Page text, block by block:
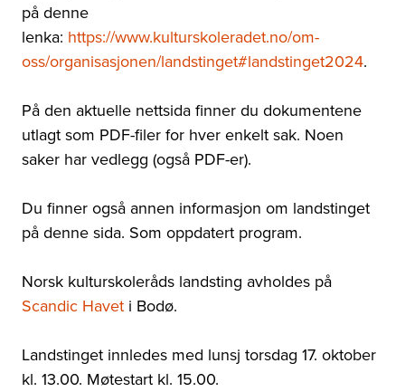
på denne
lenka: https://www.kulturskoleradet.no/om-
oss/organisasjonen/landstinget#landstinget2024.
På den aktuelle nettsida finner du dokumentene
utlagt som PDF-filer for hver enkelt sak. Noen
saker har vedlegg (også PDF-er).
Du finner også annen informasjon om landstinget
på denne sida. Som oppdatert program.
Norsk kulturskoleråds landsting avholdes på
Scandic Havet i Bodø.
Landstinget innledes med lunsj torsdag 17. oktober
kl. 13.00. Møtestart kl. 15.00.